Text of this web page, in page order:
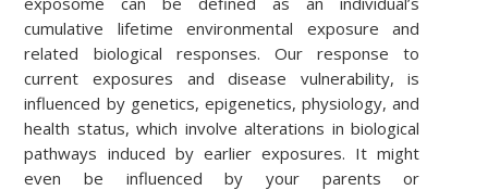
cumulative lifetime environmental exposure and
related biological responses. Our response to
current exposures and disease vulnerability, is
influenced by genetics, epigenetics, physiology, and
health status, which involve alterations in biological
pathways induced by earlier exposures. It might
even be influenced by your parents or